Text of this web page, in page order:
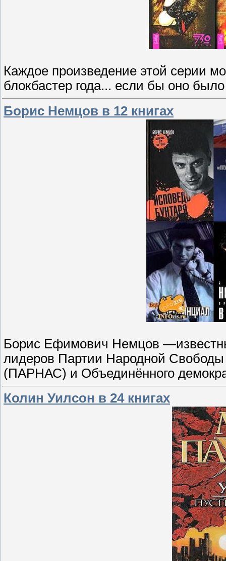
Каждое произведение этой серии
блокбастер года... если бы оно
Борис Немцов в 12 книгах
Борис Ефимович Немцов
лидеров Партии Народной
(ПАРНАС) и Объединённого
Колин Уилсон в 24 книгах